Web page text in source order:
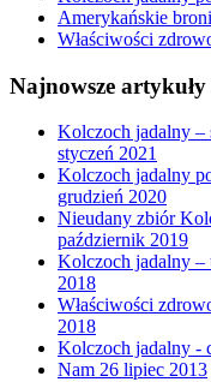
Amerykańskie broni
Właściwości
Najnowsze artykuły
Kolczoch jadalny –
styczeń 2021
Kolczoch jadalny
grudzień 2020
Nieudany zbiór
październik 2019
Kolczoch jadalny –
2018
Właściwości
2018
Kolczoch jadalny -
Nam 26 lipiec 2013